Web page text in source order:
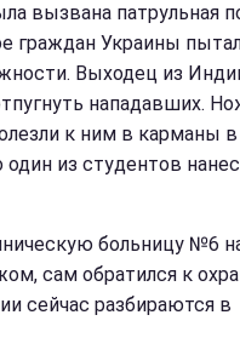
вызвана патрульная
граждан Украины
Выходец из
нападавших.
к ним в карманы в
один из студентов нанес
больницу №6
сам обратился к
сейчас разбираются в